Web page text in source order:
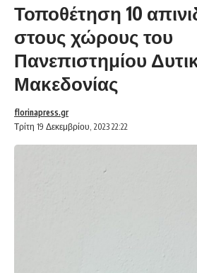
Τοποθέτηση 10
στους χώρους του
Πανεπιστημίου
Μακεδονίας
Τρίτη 19 Δεκεμβρίου, 2023 22:22
florinapress.gr